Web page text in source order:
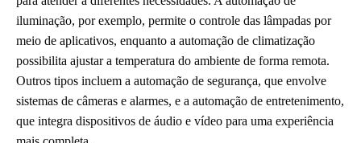
iluminação, por exemplo, permite o controle das lâmpadas por
meio de aplicativos, enquanto a automação de climatização
possibilita ajustar a temperatura do ambiente de forma remota.
Outros tipos incluem a automação de segurança, que envolve
sistemas de câmeras e alarmes, e a automação de entretenimento,
que integra dispositivos de áudio e vídeo para uma experiência